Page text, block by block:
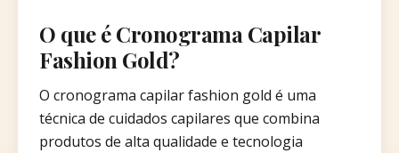
O que é Cronograma Capilar
Fashion Gold?
O cronograma capilar fashion gold é uma
técnica de cuidados capilares que combina
produtos de alta qualidade e tecnologia